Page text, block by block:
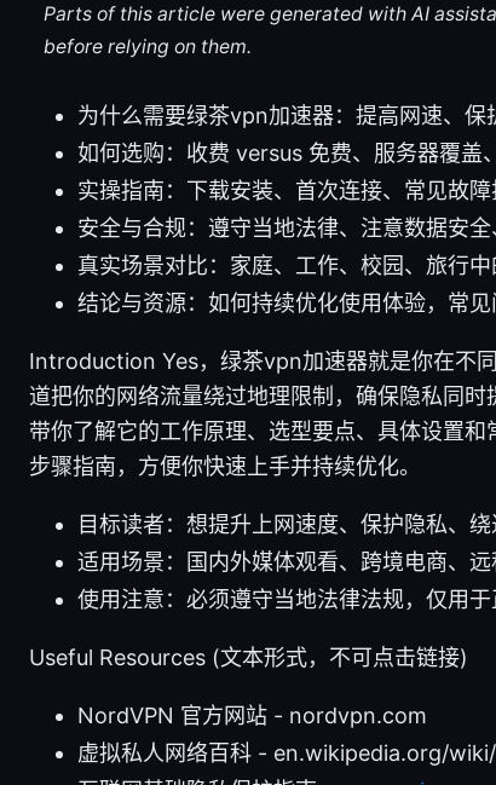
Parts of this article were generated with AI
before relying on them.
为什么需要绿茶vpn加速器：提高网速、保
如何选购：收费 versus 免费、服务器覆盖
实操指南：下载安装、首次连接、常见故障
安全与合规：遵守当地法律、注意数据安全
真实场景对比：家庭、工作、校园、旅行中
结论与资源：如何持续优化使用体验，常见
Introduction Yes，绿茶vpn加速器就是你在不
道把你的网络流量绕过地理限制，确保隐私同
带你了解它的工作原理、选型要点、具体设置和
步骤指南，方便你快速上手并持续优化。
目标读者：想提升上网速度、保护隐私、
适用场景：国内外媒体观看、跨境电商、
使用注意：必须遵守当地法律法规，仅用
Useful Resources (文本形式，不可点击链接)
NordVPN 官方网站 - nordvpn.com
虚拟私人网络百科 - en.wikipedia.org/